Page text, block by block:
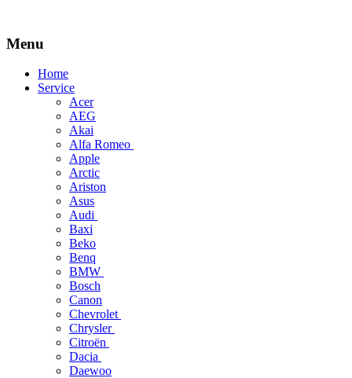
Menu
Skip
Home
Service
Acer
AEG
Akai
Alfa Romeo
Apple
Arctic
Ariston
Asus
Audi
Baxi
Beko
Benq
BMW
Bosch
Canon
Chevrolet
Chrysler
Citroën
Dacia
Daewoo